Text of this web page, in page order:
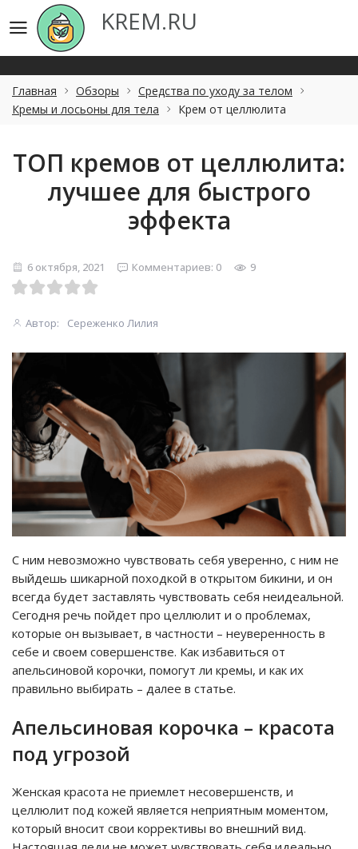
KREM.RU
KREM.RU
Главная Обзоры
Средства по уходу за телом
Кремы и лосьоны для тела
Крем от целлюлита
ТОП кремов от целлюлита:
лучшее для быстрого
эффекта
6 октября, 2021 Комментариев: 0 9
Автор: Сереженко Лилия
С ним невозможно чувствовать себя уверенно, с ним не
выйдешь шикарной походкой в открытом бикини, и он
всегда будет заставлять чувствовать себя неидеальной.
Сегодня речь пойдет про целлюлит и о проблемах,
которые он вызывает, в частности – неуверенность в
себе и своем совершенстве. Как избавиться от
апельсиновой корочки, помогут ли кремы, и как их
правильно выбирать – далее в статье.
Апельсиновая корочка – красота
под угрозой
Женская красота не приемлет несовершенств, и
целлюлит под кожей является неприятным моментом,
который вносит свои коррективы во внешний вид.